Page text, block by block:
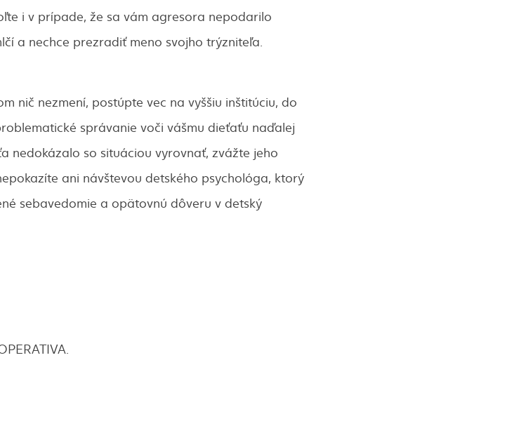
i v prípade, že sa vám agresora nepodarilo
a nechce prezradiť meno svojho trýzniteľa.
nič nezmení, postúpte vec na vyššiu inštitúciu, do
správanie voči vášmu dieťaťu naďalej
nedokázalo so situáciou vyrovnať, zvážte jeho
ani návštevou detského psychológa, ktorý
sebavedomie a opätovnú dôveru v detský